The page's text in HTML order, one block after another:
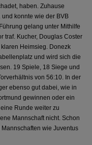
haben. Zuhause
konnte wie der BVB
gelang unter Mithilfe
traf. Kucher, Douglas Coster
Heimsieg. Donezk
und wird sich die
19 Spiele, 18 Siege und
von 56:10. In der
ebenso gut dabei, wie in
gewinnen oder ein
Runde weiter zu
Mannschaft nicht. Schon
wie Juventus